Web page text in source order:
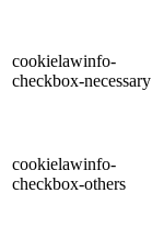
cookielawinfo-
checkbox-necessary
cookielawinfo-
checkbox-others